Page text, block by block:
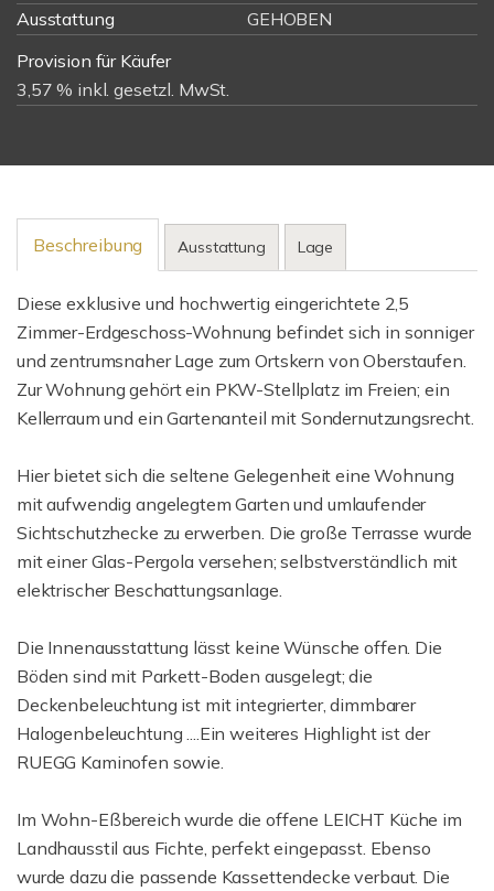
Ausstattung
GEHOBEN
Provision für Käufer
3,57 % inkl. gesetzl. MwSt.
Beschreibung Ausstattung Lage
Diese exklusive und hochwertig eingerichtete 2,5
Zimmer-Erdgeschoss-Wohnung befindet sich in sonniger
und zentrumsnaher Lage zum Ortskern von Oberstaufen.
Zur Wohnung gehört ein PKW-Stellplatz im Freien; ein
Kellerraum und ein Gartenanteil mit Sondernutzungsrecht.
Hier bietet sich die seltene Gelegenheit eine Wohnung
mit aufwendig angelegtem Garten und umlaufender
Sichtschutzhecke zu erwerben. Die große Terrasse wurde
mit einer Glas-Pergola versehen; selbstverständlich mit
elektrischer Beschattungsanlage.
Die Innenausstattung lässt keine Wünsche offen. Die
Böden sind mit Parkett-Boden ausgelegt; die
Deckenbeleuchtung ist mit integrierter, dimmbarer
Halogenbeleuchtung ....Ein weiteres Highlight ist der
RUEGG Kaminofen sowie.
Im Wohn-Eßbereich wurde die offene LEICHT Küche im
Landhausstil aus Fichte, perfekt eingepasst. Ebenso
wurde dazu die passende Kassettendecke verbaut. Die